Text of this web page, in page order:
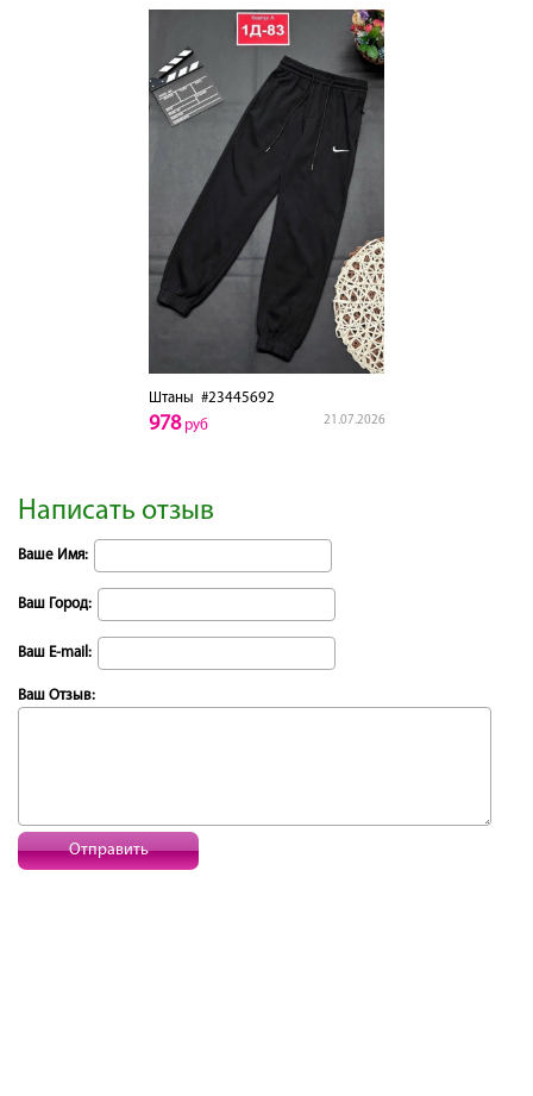
Штаны #23445692
21.07.2026
978руб
Написать отзыв
Ваше Имя:
Ваш Город:
Ваш E-mail:
Ваш Отзыв:
Отправить